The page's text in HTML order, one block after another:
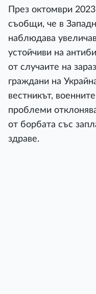
През октомври
съобщи, че в
наблюдава
устойчиви на
от случаите на
граждани на
вестникът,
проблеми
от борбата със
здраве.